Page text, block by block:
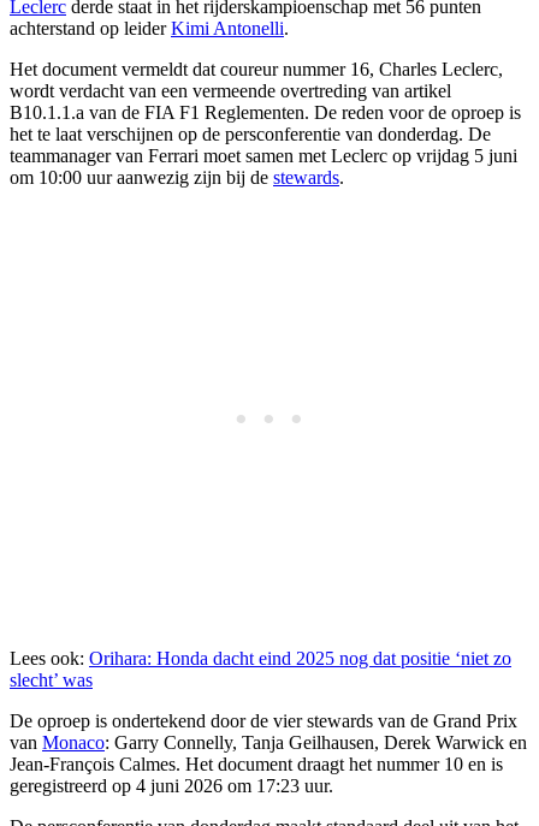
Leclerc derde staat in het rijderskampioenschap met 56 punten
achterstand op leiderKimi Antonelli.
Het document vermeldt dat coureur nummer 16, Charles Leclerc,
wordt verdacht van een vermeende overtreding van artikel
B10.1.1.a van de FIA F1 Reglementen. De reden voor de oproep is
het te laat verschijnen op de persconferentie van donderdag. De
teammanager van Ferrari moet samen met Leclerc op vrijdag 5 juni
om 10:00 uur aanwezig zijn bij de stewards.
Lees ook: Orihara: Honda dacht eind 2025 nog dat positie ‘niet zo
slecht’ was
De oproep is ondertekend door de vier stewards van de Grand Prix
van Monaco: Garry Connelly, Tanja Geilhausen, Derek Warwick en
Jean-François Calmes. Het document draagt het nummer 10 en is
geregistreerd op 4 juni 2026 om 17:23 uur.